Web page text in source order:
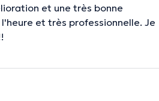
et une très bonne
et très professionnelle. Je